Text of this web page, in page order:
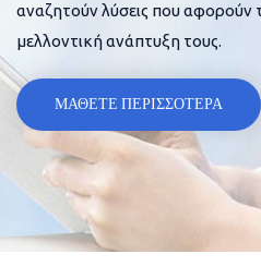
αναζητούν λύσεις που αφορούν
μελλοντική ανάπτυξη τους.
ΜΑΘΕΤΕ ΠΕΡΙΣΣΟΤΕΡΑ